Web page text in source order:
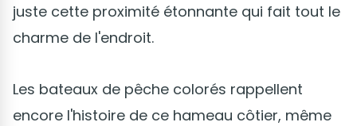
juste cette proximité étonnante qui fait tout le
charme de l'endroit.
Les bateaux de pêche colorés rappellent
encore l'histoire de ce hameau côtier, même